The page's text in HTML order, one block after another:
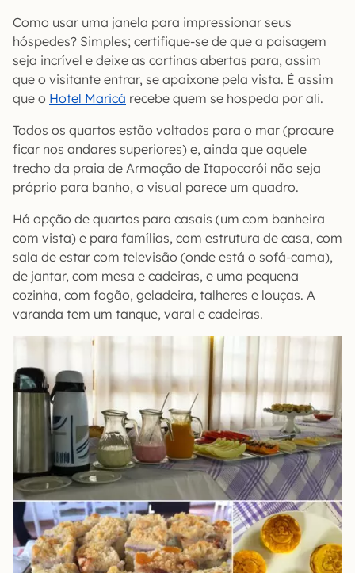
Como usar uma janela para impressionar seus
hóspedes? Simples; certifique-se de que a paisagem
seja incrível e deixe as cortinas abertas para, assim
que o visitante entrar, se apaixone pela vista. É assim
que o Hotel Maricá recebe quem se hospeda por ali.
Todos os quartos estão voltados para o mar (procure
ficar nos andares superiores) e, ainda que aquele
trecho da praia de Armação de Itapocorói não seja
próprio para banho, o visual parece um quadro.
Há opção de quartos para casais (um com banheira
com vista) e para famílias, com estrutura de casa, com
sala de estar com televisão (onde está o sofá-cama),
de jantar, com mesa e cadeiras, e uma pequena
cozinha, com fogão, geladeira, talheres e louças. A
varanda tem um tanque, varal e cadeiras.